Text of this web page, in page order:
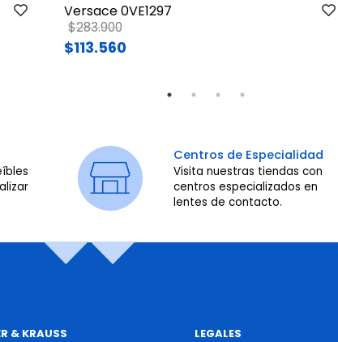
Versace 0VE1297
Price reduced from
$283.900to
$113.560
Centros de Especialidad
Visita nuestras tiendas con
centros especializados en
lentes de contacto.
& KRAUSS LEGALES